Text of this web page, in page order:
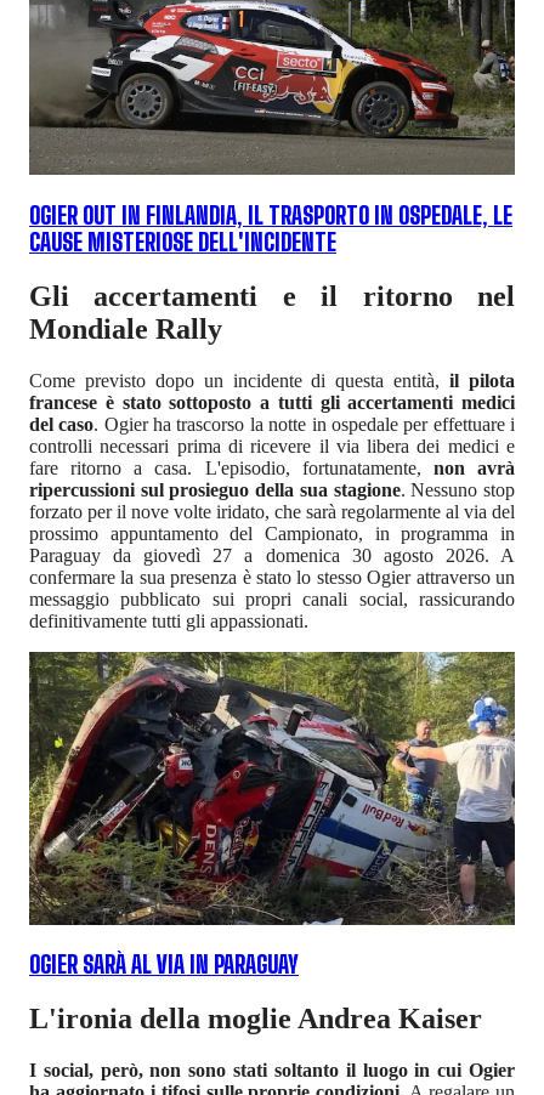
OGIER OUT IN FINLANDIA, IL TRASPORTO IN OSPEDALE, LE
CAUSE MISTERIOSE DELL'INCIDENTE
Gli accertamenti e il ritorno nel
Mondiale Rally
Come previsto dopo un incidente di questa entità, il pilota
francese è stato sottoposto a tutti gli accertamenti medici
del caso. Ogier ha trascorso la notte in ospedale per effettuare i
controlli necessari prima di ricevere il via libera dei medici e
fare ritorno a casa. L'episodio, fortunatamente, non avrà
ripercussioni sul prosieguo della sua stagione. Nessuno stop
forzato per il nove volte iridato, che sarà regolarmente al via del
prossimo appuntamento del Campionato, in programma in
Paraguay da giovedì 27 a domenica 30 agosto 2026. A
confermare la sua presenza è stato lo stesso Ogier attraverso un
messaggio pubblicato sui propri canali social, rassicurando
definitivamente tutti gli appassionati.
OGIER SARÀ AL VIA IN PARAGUAY
L'ironia della moglie Andrea Kaiser
I social, però, non sono stati soltanto il luogo in cui Ogier